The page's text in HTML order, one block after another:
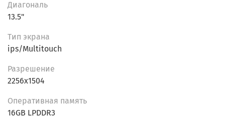
Диагональ
13.5"
Тип экрана
ips/Multitouch
Разрешение
2256x1504
Oпеpативнaя пaмять
16GB LPDDR3